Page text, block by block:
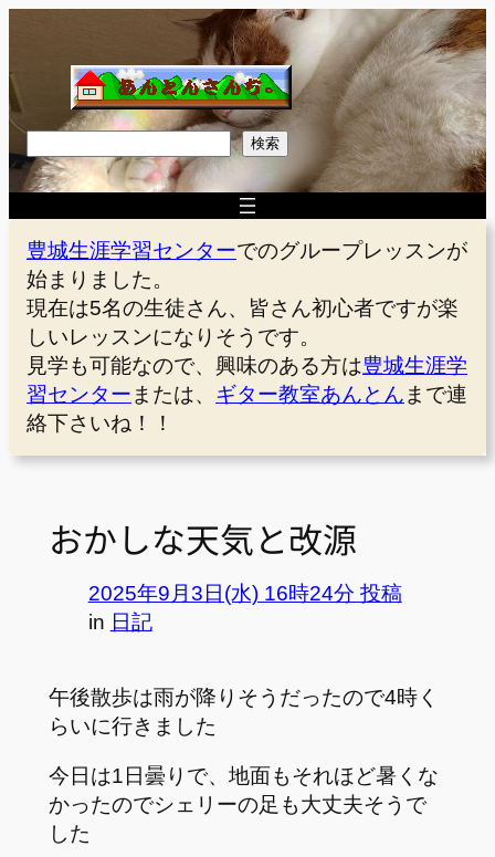
を
ス
キ
ッ
プ
索
検索
豊城生涯学習センターでのグループレッスンが
始まりました。
現在は5名の生徒さん、皆さん初心者ですが楽
しいレッスンになりそうです。
見学も可能なので、興味のある方は豊城生涯学
習センター または、 ギター教室あんとん まで連
絡下さいね！！
おかしな天気と改源
2025年9月3日(水) 16時24分 投稿
in 日記
午後散歩は雨が降りそうだったので4時く
らいに行きました
今日は1日曇りで、地面もそれほど暑くな
かったのでシェリーの足も大丈夫そうで
した